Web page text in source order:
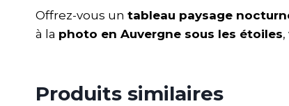
Offrez-vous un tableau paysage
à la photo en Auvergne sous les étoiles
Produits similaires